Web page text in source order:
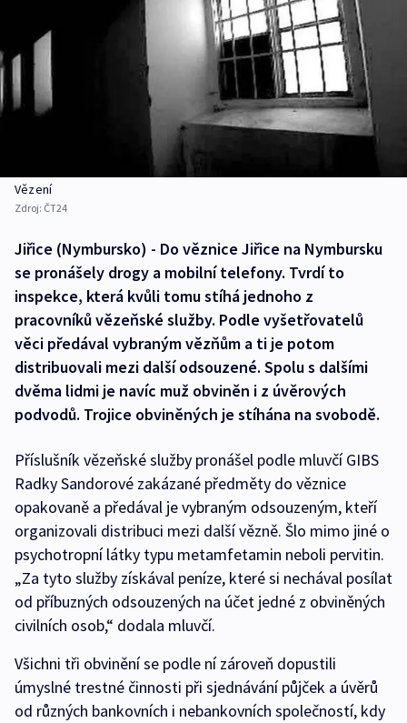
Vězení
Zdroj: ČT24
Jiřice (Nymbursko) - Do věznice Jiřice na Nymbursku
se pronášely drogy a mobilní telefony. Tvrdí to
inspekce, která kvůli tomu stíhá jednoho z
pracovníků vězeňské služby. Podle vyšetřovatelů
věci předával vybraným vězňům a ti je potom
distribuovali mezi další odsouzené. Spolu s dalšími
dvěma lidmi je navíc muž obviněn i z úvěrových
podvodů. Trojice obviněných je stíhána na svobodě.
Příslušník vězeňské služby pronášel podle mluvčí GIBS
Radky Sandorové zakázané předměty do věznice
opakovaně a předával je vybraným odsouzeným, kteří
organizovali distribuci mezi další vězně. Šlo mimo jiné o
psychotropní látky typu metamfetamin neboli pervitin.
„Za tyto služby získával peníze, které si nechával posílat
od příbuzných odsouzených na účet jedné z obviněných
civilních osob,“ dodala mluvčí.
Všichni tři obvinění se podle ní zároveň dopustili
úmyslné trestné činnosti při sjednávání půjček a úvěrů
od různých bankovních i nebankovních společností, kdy